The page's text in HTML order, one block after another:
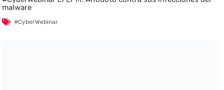
malware
#CyberWebinar